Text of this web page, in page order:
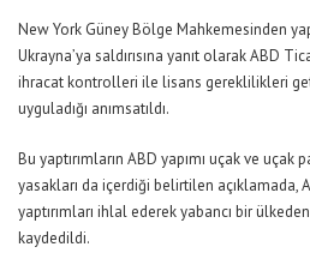
New York Güney Bölge Mahkemesinden
Ukrayna’ya saldırısına yanıt olarak ABD
ihracat kontrolleri ile lisans gereklilikleri
uyguladığı anımsatıldı.
Bu yaptırımların ABD yapımı uçak ve
yasakları da içerdiği belirtilen açıklamada,
yaptırımları ihlal ederek yabancı bir
kaydedildi.